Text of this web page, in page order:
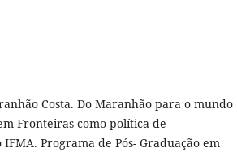
Costa. Do Maranhão para o mundo
Fronteiras como política de
Programa de Pós- Graduação em